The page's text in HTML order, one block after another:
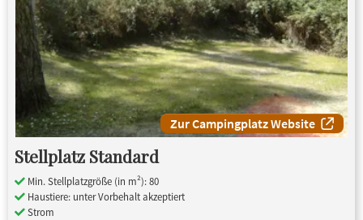
Zur Campingplatz Website
Stellplatz Standard
Min. Stellplatzgröße (in m²): 80
Haustiere: unter Vorbehalt akzeptiert
Strom